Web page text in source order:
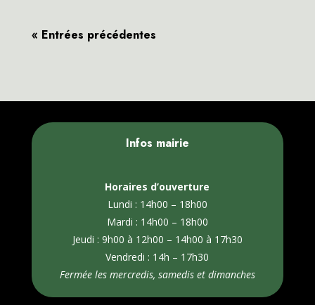
« Entrées précédentes
Infos mairie
Horaires d’ouverture
Lundi : 14h00 – 18h00
Mardi : 14h00 – 18h00
Jeudi : 9h00 à 12h00 – 14h00 à 17h30
Vendredi : 14h – 17h30
Fermée les mercredis, samedis et dimanches